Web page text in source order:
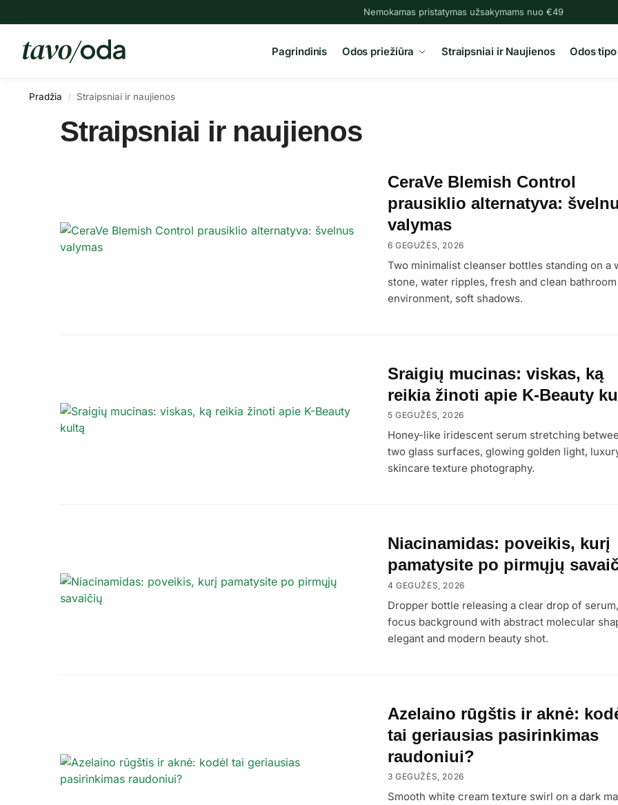
Nemokamas pristatymas užsakymams nuo €49
Pagrindinis Odos priežiūra Straipsniai ir Naujienos Odos
Paieška
Pradžia / Straipsniai ir naujienos
Straipsniai ir naujienos
CeraVe Blemish Control
prausiklio alternatyva:
valymas
6 GEGUŽĖS, 2026
Two minimalist cleanser bottles standing on a
stone, water ripples, fresh and clean bathroom
environment, soft shadows.
Sraigių mucinas: viskas, ką
reikia žinoti apie K-Beauty
5 GEGUŽĖS, 2026
Honey-like iridescent serum stretching
two glass surfaces, glowing golden light,
skincare texture photography.
Niacinamidas: poveikis, kurį
pamatysite po pirmųjų
4 GEGUŽĖS, 2026
Dropper bottle releasing a clear drop of
focus background with abstract molecular
elegant and modern beauty shot.
Azelaino rūgštis ir aknė:
tai geriausias pasirinkimas
raudoniui?
3 GEGUŽĖS, 2026
Smooth white cream texture swirl on a dark